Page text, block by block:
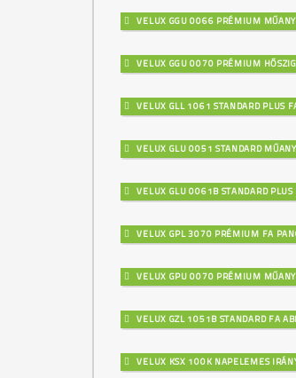
VELUX GGU 0066 PRÉMIUM
VELUX GGU 0070 PRÉMIUM
VELUX GLL 1061 STANDARD PLUS
VELUX GLU 0051 STANDARD
VELUX GLU 0061B STANDARD PLUS
VELUX GPL 3070 PRÉMIUM FA
VELUX GPU 0070 PRÉMIUM
VELUX GZL 1051B STANDARD FA
VELUX KSX 100K NAPELEMES